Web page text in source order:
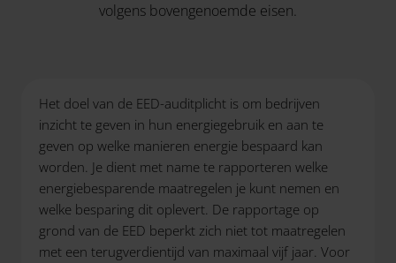
volgens bovengenoemde eisen.
Het doel van de EED-auditplicht is om bedrijven
inzicht te geven in hun energiegebruik en aan te
geven op welke manieren energie bespaard kan
worden. Je dient met name te rapporteren welke
energiebesparende maatregelen je kunt nemen en
welke besparing dit oplevert. De rapportage op
grond van de EED beperkt zich niet tot maatregelen
met een terugverdientijd van maximaal vijf jaar. Voor